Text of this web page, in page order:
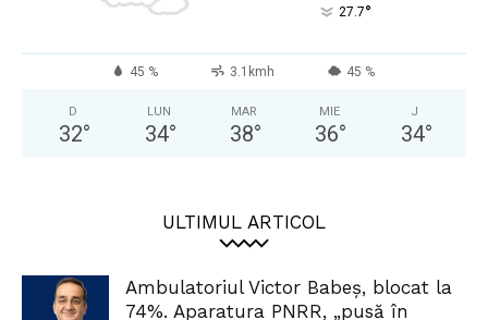
27.7°
45 % 3.1kmh 45 %
D
32°
LUN
34°
MAR
38°
MIE
36°
J
34°
ULTIMUL ARTICOL
Ambulatoriul Victor Babeș, blocat la
74%. Aparatura PNRR, „pusă în